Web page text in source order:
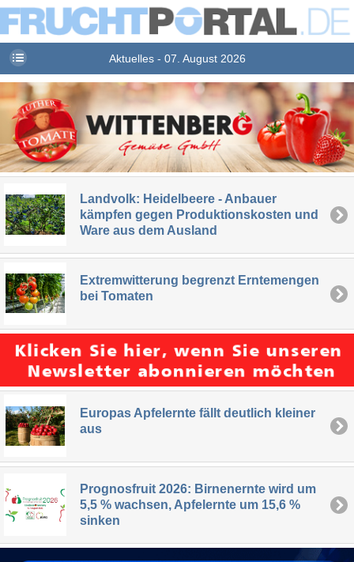
Aktuelles - 07. August 2026
Landvolk: Heidelbeere - Anbauer
kämpfen gegen Produktionskosten und
Ware aus dem Ausland
Extremwitterung begrenzt Erntemengen
bei Tomaten
Europas Apfelernte fällt deutlich kleiner
aus
Prognosfruit 2026: Birnenernte wird um
5,5 % wachsen, Apfelernte um 15,6 %
sinken